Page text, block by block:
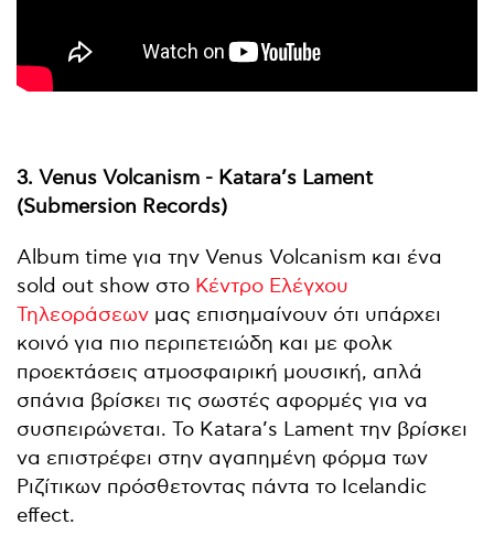
3. Venus Volcanism - Katara’s Lament
(Submersion Records)
Album time για την Venus Volcanism και ένα
sold out show στο Κέντρο Ελέγχου
Τηλεοράσεων μας επισημαίνουν ότι υπάρχει
κοινό για πιο περιπετειώδη και με φολκ
προεκτάσεις ατμοσφαιρική μουσική, απλά
σπάνια βρίσκει τις σωστές αφορμές για να
συσπειρώνεται. Το Katara’s Lament την βρίσκει
να επιστρέφει στην αγαπημένη φόρμα των
Ριζίτικων πρόσθετοντας πάντα το Icelandic
effect.